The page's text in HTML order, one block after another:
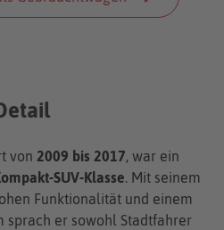
von 2009 bis 2017, war ein
SUV-Klasse. Mit seinem
Funktionalität und einem
sprach er sowohl Stadtfahrer